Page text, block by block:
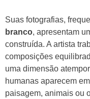
Suas fotografias,
branco, apresentam
construída. A artista
composições
uma dimensão
humanas aparecem
paisagem, animais ou